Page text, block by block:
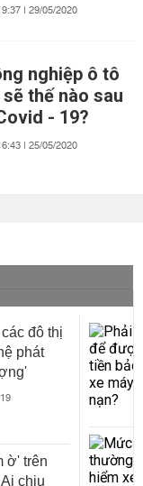
| 29/05/2020
nghiệp ô tô
thế nào sau
- 19?
| 25/05/2020
đô thị
phát
ờ' trên
chịu